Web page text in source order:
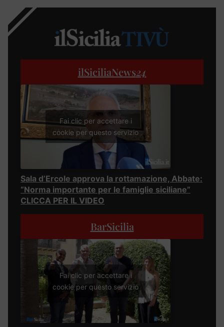
ilSiciliaNews24
Fai clic per accettare i
cookie per questo servizio
Sala d’Ercole approva la rottamazione, Abbate:
“Norma importante per le famiglie siciliane”
CLICCA PER IL VIDEO
BarSicilia
Fai clic per accettare i
cookie per questo servizio